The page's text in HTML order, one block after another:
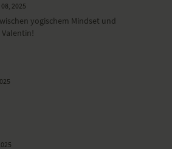
Herz-Kreislauf-Systems wird gestärkt
aktiviert und belebt.
bei diesem Yoga-Video
wir im wunderschönen
2025
yogischem Mindset und